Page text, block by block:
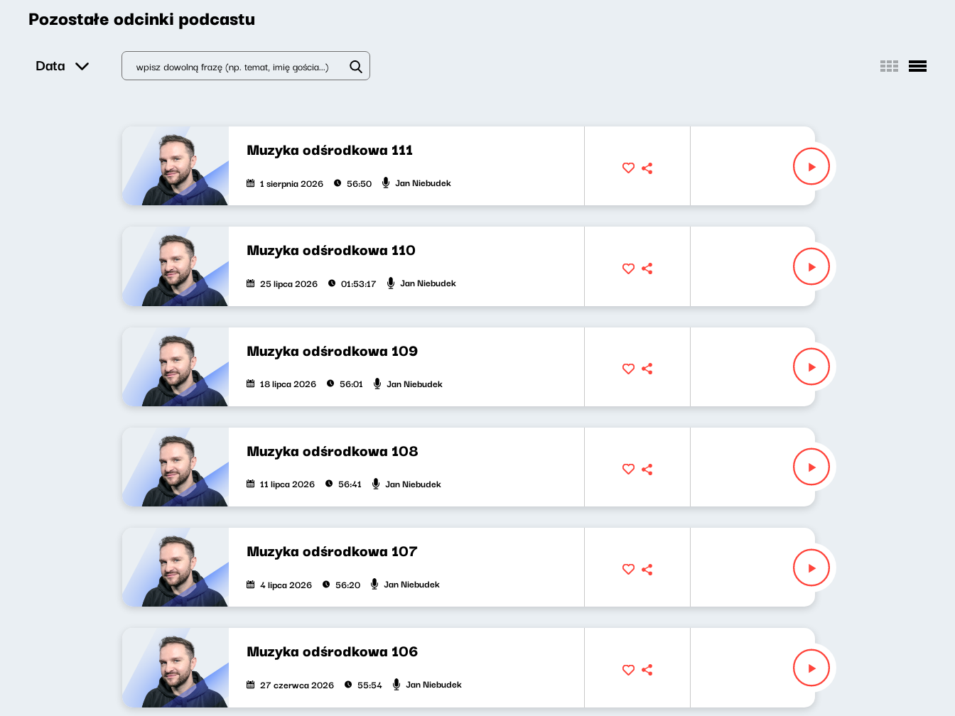
Pozostałe odcinki podcastu
Data
Muzyka odśrodkowa 111
1 sierpnia 2026 56:50 Jan Niebudek
Muzyka odśrodkowa 110
25 lipca 2026 01:53:17 Jan Niebudek
Muzyka odśrodkowa 109
18 lipca 2026 56:01 Jan Niebudek
Muzyka odśrodkowa 108
11 lipca 2026 56:41 Jan Niebudek
Muzyka odśrodkowa 107
4 lipca 2026 56:20 Jan Niebudek
Muzyka odśrodkowa 106
27 czerwca 2026 55:54 Jan Niebudek